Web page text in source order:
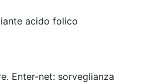
acido folico
Enter-net: sorveglianza